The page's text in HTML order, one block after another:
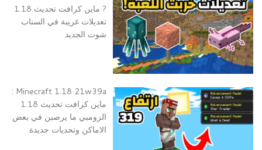
? ماين كرافت تحديث 1.18
تعديلات غريبة في السناب
شوت الجديد
Minecraft 1.18 21w39a :
ماين كرافت تحديث 1.18
الزومبي ما يرصبن في بعض
الاماكن وتحديات جديدة